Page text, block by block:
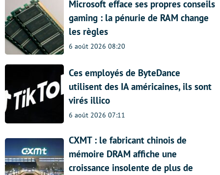
Microsoft efface ses propres conseils
gaming : la pénurie de RAM change
les règles
6 août 2026 08:20
Ces employés de ByteDance
utilisent des IA américaines, ils sont
virés illico
6 août 2026 07:11
CXMT : le fabricant chinois de
mémoire DRAM affiche une
croissance insolente de plus de